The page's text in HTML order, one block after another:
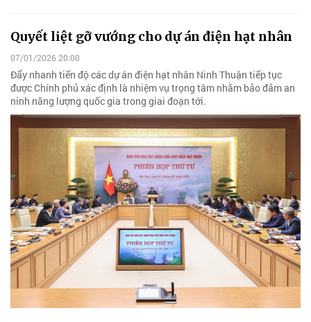
Quyết liệt gỡ vướng cho dự án điện hạt nhân
07/01/2026 20:00
Đẩy nhanh tiến độ các dự án điện hạt nhân Ninh Thuận tiếp tục
được Chính phủ xác định là nhiệm vụ trọng tâm nhằm bảo đảm an
ninh năng lượng quốc gia trong giai đoạn tới.